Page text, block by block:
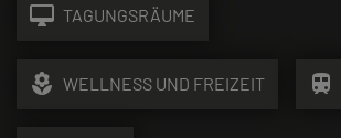
desktop_mac TAGUNGSRÄUME
local_florist WELLNESS UND FREIZEIT train